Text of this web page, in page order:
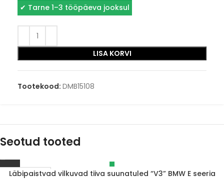
✔ Tarne 1–3 tööpäeva jooksul
LISA KORVI
Tootekood: DMB15108
Seotud tooted
Läbimüüdud
Läbipaistvad vilkuvad tiiva suunatuled “V3” BMW E seeria